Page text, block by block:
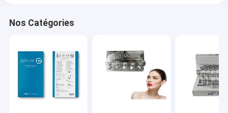
Nos Catégories